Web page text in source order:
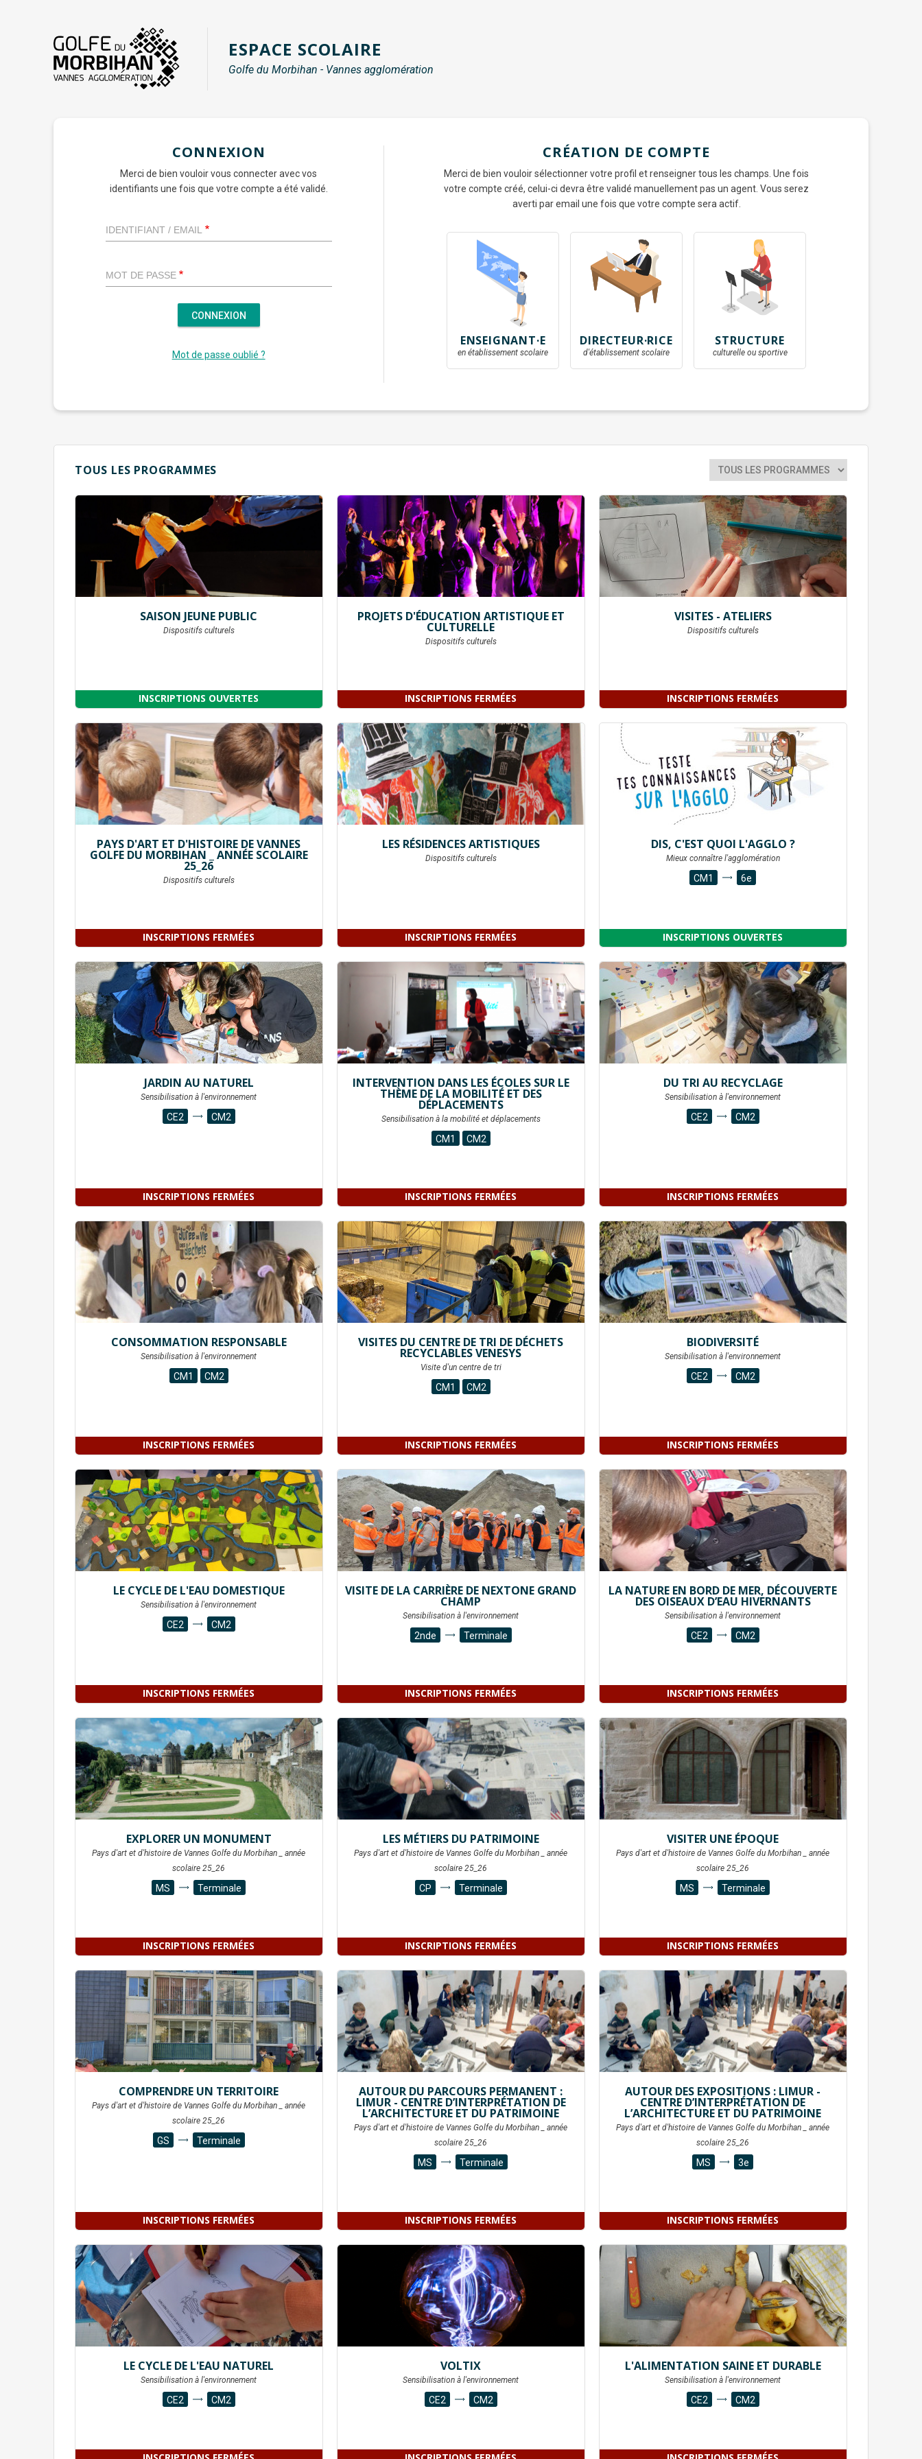
ESPACE SCOLAIRE
Golfe du Morbihan - Vannes agglomération
CONNEXION
Merci de bien vouloir vous connecter avec vos
identifiants une fois que votre compte a été validé.
IDENTIFIANT / EMAIL
MOT DE PASSE
Mot de passe oublié ?
CRÉATION DE COMPTE
Merci de bien vouloir sélectionner votre profil et renseigner tous les champs. Une fois
votre compte créé, celui-ci devra être validé manuellement pas un agent. Vous serez
averti par email une fois que votre compte sera actif.
ENSEIGNANT·E
en établissement scolaire
DIRECTEUR·RICE
d'établissement scolaire
STRUCTURE
culturelle ou sportive
TOUS LES PROGRAMMES
INSCRIPTIONS OUVERTES
SAISON JEUNE PUBLIC
Dispositifs culturels
INSCRIPTIONS FERMÉES
PROJETS D'ÉDUCATION ARTISTIQUE ET
CULTURELLE
Dispositifs culturels
INSCRIPTIONS FERMÉES
VISITES - ATELIERS
Dispositifs culturels
INSCRIPTIONS FERMÉES
PAYS D'ART ET D'HISTOIRE DE VANNES
GOLFE DU MORBIHAN _ ANNÉE SCOLAIRE
25_26
Dispositifs culturels
INSCRIPTIONS FERMÉES
LES RÉSIDENCES ARTISTIQUES
Dispositifs culturels
INSCRIPTIONS OUVERTES
DIS, C'EST QUOI L'AGGLO ?
Mieux connaître l'agglomération
CM1 6e
INSCRIPTIONS FERMÉES
JARDIN AU NATUREL
Sensibilisation à l'environnement
CE2 CM2
INSCRIPTIONS FERMÉES
INTERVENTION DANS LES ÉCOLES SUR LE
THÈME DE LA MOBILITÉ ET DES
DÉPLACEMENTS
Sensibilisation à la mobilité et déplacements
CM1 CM2
INSCRIPTIONS FERMÉES
DU TRI AU RECYCLAGE
Sensibilisation à l'environnement
CE2 CM2
INSCRIPTIONS FERMÉES
CONSOMMATION RESPONSABLE
Sensibilisation à l'environnement
CM1 CM2
INSCRIPTIONS FERMÉES
VISITES DU CENTRE DE TRI DE DÉCHETS
RECYCLABLES VENESYS
Visite d'un centre de tri
CM1 CM2
INSCRIPTIONS FERMÉES
BIODIVERSITÉ
Sensibilisation à l'environnement
CE2 CM2
INSCRIPTIONS FERMÉES
LE CYCLE DE L'EAU DOMESTIQUE
Sensibilisation à l'environnement
CE2 CM2
INSCRIPTIONS FERMÉES
VISITE DE LA CARRIÈRE DE NEXTONE GRAND
CHAMP
Sensibilisation à l'environnement
2nde Terminale
INSCRIPTIONS FERMÉES
LA NATURE EN BORD DE MER, DÉCOUVERTE
DES OISEAUX D’EAU HIVERNANTS
Sensibilisation à l'environnement
CE2 CM2
INSCRIPTIONS FERMÉES
EXPLORER UN MONUMENT
Pays d'art et d'histoire de Vannes Golfe du Morbihan _ année
scolaire 25_26
MS Terminale
INSCRIPTIONS FERMÉES
LES MÉTIERS DU PATRIMOINE
Pays d'art et d'histoire de Vannes Golfe du Morbihan _ année
scolaire 25_26
CP Terminale
INSCRIPTIONS FERMÉES
VISITER UNE ÉPOQUE
Pays d'art et d'histoire de Vannes Golfe du Morbihan _ année
scolaire 25_26
MS Terminale
INSCRIPTIONS FERMÉES
COMPRENDRE UN TERRITOIRE
Pays d'art et d'histoire de Vannes Golfe du Morbihan _ année
scolaire 25_26
GS Terminale
INSCRIPTIONS FERMÉES
AUTOUR DU PARCOURS PERMANENT :
LIMUR - CENTRE D’INTERPRÉTATION DE
L’ARCHITECTURE ET DU PATRIMOINE
Pays d'art et d'histoire de Vannes Golfe du Morbihan _ année
scolaire 25_26
MS Terminale
INSCRIPTIONS FERMÉES
AUTOUR DES EXPOSITIONS : LIMUR -
CENTRE D’INTERPRÉTATION DE
L’ARCHITECTURE ET DU PATRIMOINE
Pays d'art et d'histoire de Vannes Golfe du Morbihan _ année
scolaire 25_26
MS 3e
LE CYCLE DE L'EAU NATUREL
Sensibilisation à l'environnement
CE2 CM2
VOLTIX
Sensibilisation à l'environnement
CE2 CM2
L'ALIMENTATION SAINE ET DURABLE
Sensibilisation à l'environnement
CE2 CM2